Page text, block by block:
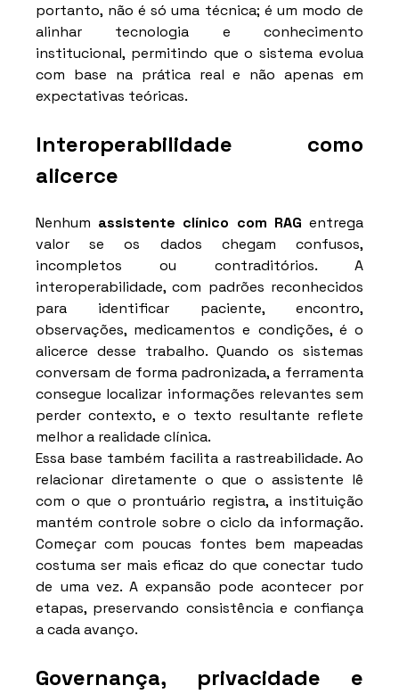
portanto, não é só uma técnica; é um modo de
alinhar tecnologia e conhecimento
institucional, permitindo que o sistema evolua
com base na prática real e não apenas em
expectativas teóricas.
Interoperabilidade como
alicerce
Nenhum assistente clínico com RAG entrega
valor se os dados chegam confusos,
incompletos ou contraditórios. A
interoperabilidade, com padrões reconhecidos
para identificar paciente, encontro,
observações, medicamentos e condições, é o
alicerce desse trabalho. Quando os sistemas
conversam de forma padronizada, a ferramenta
consegue localizar informações relevantes sem
perder contexto, e o texto resultante reflete
melhor a realidade clínica.
Essa base também facilita a rastreabilidade. Ao
relacionar diretamente o que o assistente lê
com o que o prontuário registra, a instituição
mantém controle sobre o ciclo da informação.
Começar com poucas fontes bem mapeadas
costuma ser mais eficaz do que conectar tudo
de uma vez. A expansão pode acontecer por
etapas, preservando consistência e confiança
a cada avanço.
Governança, privacidade e